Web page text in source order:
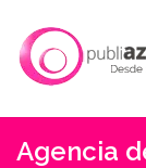
Agencia